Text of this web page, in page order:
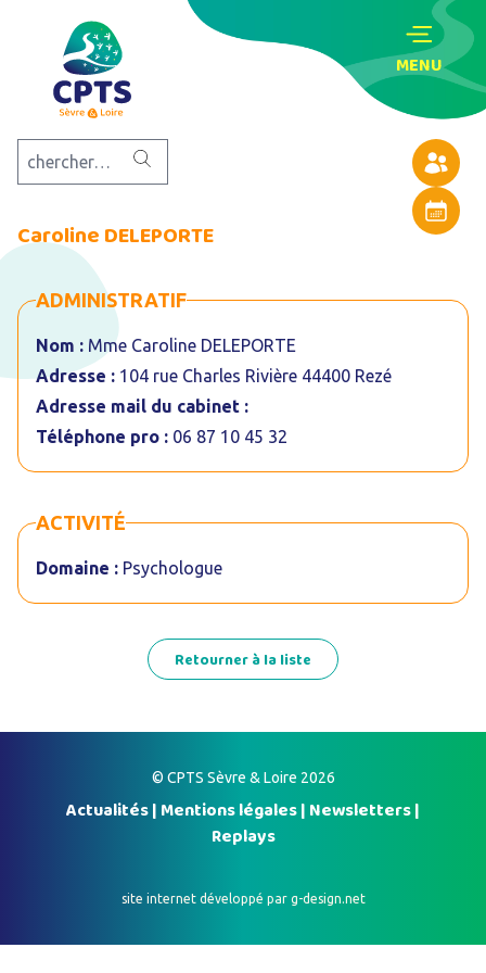
Annuaire
Agenda
MENU
Caroline DELEPORTE
ADMINISTRATIF
Nom : Mme Caroline DELEPORTE
Adresse : 104 rue Charles Rivière 44400 Rezé
Adresse mail du cabinet :
Téléphone pro : 06 87 10 45 32
ACTIVITÉ
Domaine : Psychologue
Retourner à la liste
© CPTS Sèvre & Loire 2026
Actualités| Mentions légales| Newsletters|
Replays
site internet développé par g-design.net